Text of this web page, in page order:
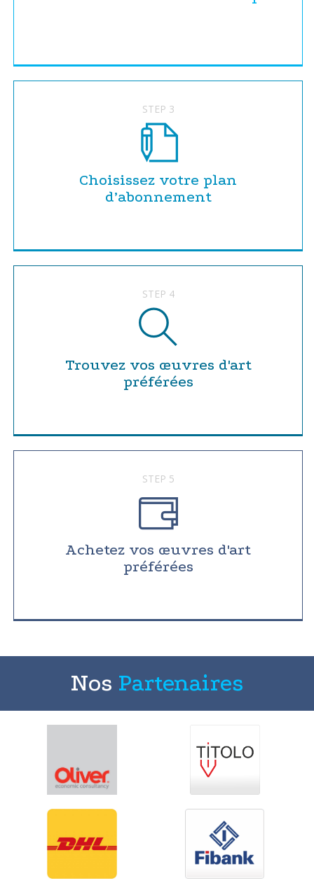
STEP 3
Choisissez votre plan
d’abonnement
STEP 4
Trouvez vos œuvres d'art
préférées
STEP 5
Achetez vos œuvres d'art
préférées
Nos Partenaires